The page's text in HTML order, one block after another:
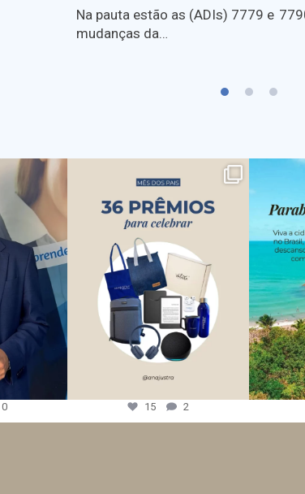
Na pauta estão as (ADIs) 7779 e
mudanças da…
0 15 2